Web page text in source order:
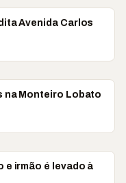
Avenida Carlos
na Monteiro Lobato
e irmão é levado à